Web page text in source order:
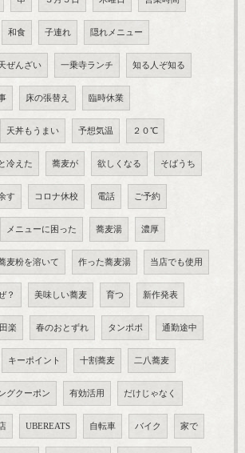
和食 子連れ 隠れメニュー
ぜんざい 一乗寺ランチ 知る人ぞ知る
床の張替え 臨時休業
天丼もうまい 予想気温 ２０℃
冷えた 蕎麦が 欲しくなる そばうち
す コロナ休校 電話 ご予約
メニューに困った 蕎麦湯 濃厚
麦粉を溶いて 作った蕎麦湯 当店でも使用
？ 美味しい蕎麦 育つ 新作発表
田楽 春のおとずれ タンポポ 通勤途中
キーポイント 十割蕎麦 二八蕎麦
グクーポン 有効活用 だけじゃなく
UBEREATS 自転車 バイク 家で